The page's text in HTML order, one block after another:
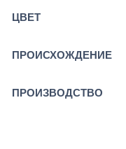
ЦВЕТ
ПРОИСХОЖДЕНИЕ
ПРОИЗВОДСТВО